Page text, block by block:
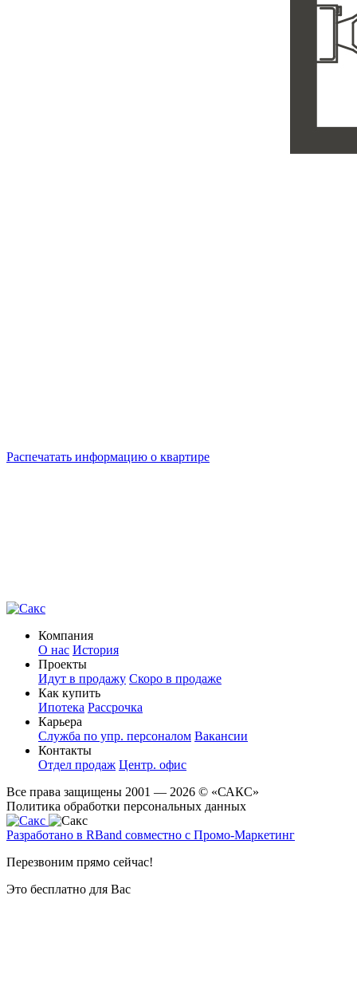
Распечатать информацию о квартире
Компания
О нас История
Проекты
Идут в продажу Скоро в продаже
Как купить
Ипотека Рассрочка
Карьера
Служба по упр. персоналом Вакансии
Контакты
Отдел продаж Центр. офис
Все права защищены 2001 — 2026 © «САКС»
Политика обработки персональных данных
Разработано в RBand совместно с Промо-Маркетинг
Перезвоним прямо сейчас!
Это бесплатно для Вас